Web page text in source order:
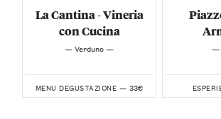
La Cantina - Vineria
con Cucina
— Verduno —
MENU DEGUSTAZIONE — 33€
—